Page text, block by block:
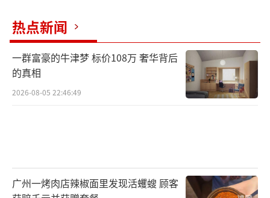
热点新闻
一群富豪的牛津梦 标价108万 奢华背后
的真相
2026-08-05 22:46:49
广州一烤肉店辣椒面里发现活蠼螋 顾客